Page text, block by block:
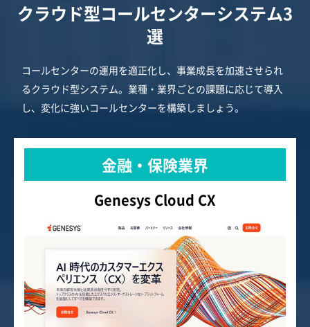
クラウド型コールセンターシステム3
選
コールセンターの運用を適正化し、事業成長を加速させられ
るクラウド型システム。業種・業界ごとの課題に応じて導入
し、変化に強いコールセンターを構築しましょう。
金融・保険業界
Genesys Cloud CX